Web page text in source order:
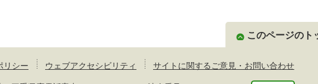
このページのト
リシー ウェブアクセシビリティ サイトに関するご意見・お問い合わせ